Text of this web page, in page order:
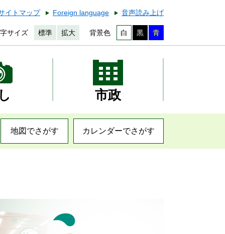
イトマップ Foreign language 音声読み上げ
サイズ 標準 拡大 背景色 白 黒 青
市政
地図でさがす カレンダーでさがす